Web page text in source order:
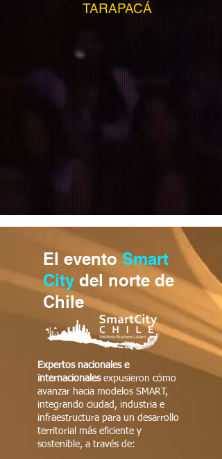
TARAPACÁ
El eventoSmart
City del norte de
Chile
Expertos nacionales e
internacionalesexpusieron cómo
avanzar hacia modelos SMART,
integrando ciudad, industria e
infraestructura para un desarrollo
territorial más eficiente y
sostenible, a través de: